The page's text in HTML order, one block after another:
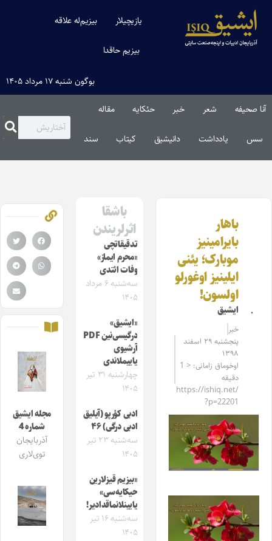
یازیچیلار بیزیم‌له علاقه
بیزیم حاقدا
بوگون شنبه ۱۷ مرداد ۱۴۰۵
آنا صحیفه شعر خبر حئکایه مقاله‌
سس یادداشت دانیشیق کیتاب سند
باهار
بایرامینیز
موبارک؛ یئنی
ایلینیز اوغورلو
اولسون!
ایشیق
خبر
پنجشنبه ۲۹ اسفند
۱۳۹۸
اوخوماق زامانی: < 1
دقیقه
https://ishiq.net/
?p=22201
باشقا
اثرلریندن
تدقیقاتچی
«محرم ایماز»
وفات ائتدی
سه‌شنبه ۶ مرداد
۱۴۰۵
«ایشیق»
درگیسی‌نین PDF
آرشیوی
یاییملاندی
چهارشنبه ۳۱ تیر
۱۴۰۵
ادبی کؤرپو (آیلیق
ادبی درگی) ۴۶
سه‌شنبه ۲۳ تیر
۱۴۰۵
«بیزیم قیزلارین
حیکایه‌سی»
یایینلانماقدادیر!
سه‌شنبه ۱۶ تیر
۱۴۰۵
مجله ایشیق
شماره 4
آذربایجان
توی‌لاری